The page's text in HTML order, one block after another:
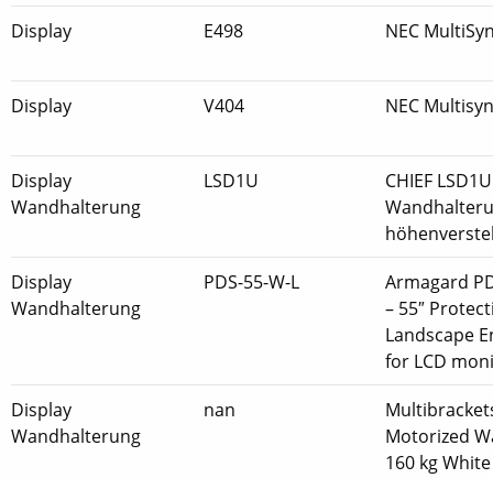
Display E498 NEC
Display V404 NEC
Display
Wandhalterung
LSD1U
CHIEF
Display
Wandhalterung
PDS-55-W-L
Armagard
– 55″
Landscape
for LCD
Display
Wandhalterung
nan
Motorized
160 kg